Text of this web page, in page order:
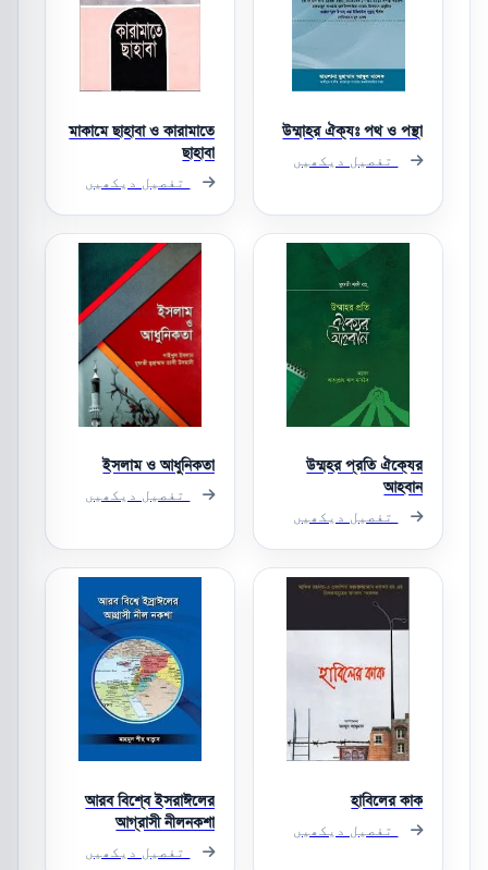
উম্মাহর ঐক্যঃ পথ ও পন্থা
تفصیل دیکھیں
মাকামে ছাহাবা ও কারামাতে
ছাহাবা
تفصیل دیکھیں
উম্মহর প্রতি ঐক্যের
আহবান
تفصیل دیکھیں
ইসলাম ও আধুনিকতা
تفصیل دیکھیں
হাবিলের কাক
تفصیل دیکھیں
আরব বিশ্বে ইসরাঈলের
আগ্রাসী নীলনকশা
تفصیل دیکھیں